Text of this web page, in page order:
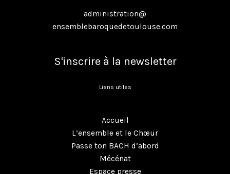
administration@
ensemblebaroquedetoulouse.com
S'inscrire à la newsletter
Liens utiles
Accueil
L’ensemble et le Chœur
Passe ton BACH d’abord
Mécénat
Espace presse